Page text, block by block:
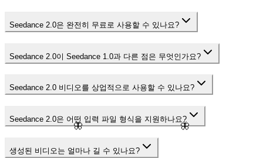
🦋 🦋
Seedance 2.0은 완전히 무료로 사용할 수 있나요?
Seedance 2.0이 Seedance 1.0과 다른 점은 무엇인가요?
Seedance 2.0 비디오를 상업적으로 사용할 수 있나요?
Seedance 2.0은 어떤 입력 파일 형식을 지원하나요?
생성된 비디오는 얼마나 길 수 있나요?